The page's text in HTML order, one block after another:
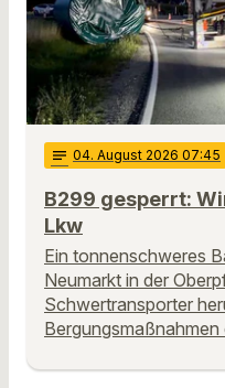
notes 04. August 2026 07:45
B299 gesperrt:
Lkw
Ein tonnenschweres
Neumarkt in der
Schwertransporter